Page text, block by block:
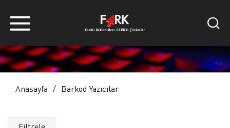
Anasayfa Barkod Yazıcılar